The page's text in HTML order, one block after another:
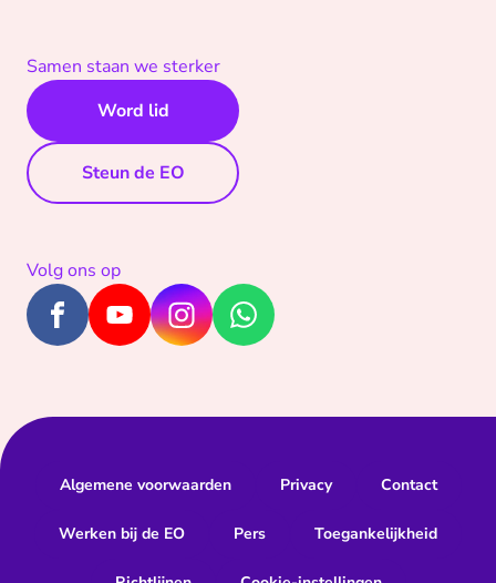
Samen staan we sterker
Word lid
Steun de EO
Volg ons op
Algemene voorwaarden Privacy Contact
Werken bij de EO Pers Toegankelijkheid